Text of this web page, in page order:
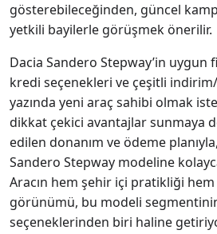
gösterebileceğinden, güncel
yetkili bayilerle görüşmek önerilir.
Dacia Sandero Stepway’in uygun
kredi seçenekleri ve çeşitli
yazında yeni araç sahibi olmak
dikkat çekici avantajlar sunmaya
edilen donanım ve ödeme
Sandero Stepway modeline
Aracın hem şehir içi pratikliği hem
görünümü, bu modeli
seçeneklerinden biri haline